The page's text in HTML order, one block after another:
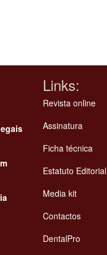
Links:
Revista online
Assinatura
Ficha técnica
Estatuto Editorial
Media kit
Contactos
DentalPro